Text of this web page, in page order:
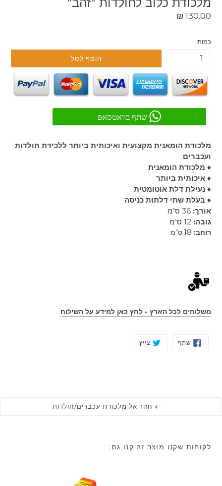
מחיר
130.00 ₪
כמות
הוסף לסל
שתף בוואטסאפ
מלכודת הומאנית מקצועית ואיכותית ביותר ללכידת חולדות
ועכברים
♦ מלכודת הומאנית
♦ איכותית ביותר
♦ נעילת דלת אוטומטית
♦ בעלת שתי דלתות כניסה
אורך: 36 ס"מ
גובה: 12 ס"מ
רוחב:
משלוחים לכל הארץ - לחץ כאן למידע על השילוח
שתףשתף
בפייסבוק
צייץצייץ
חזור אל מלכודת עכברים/חולדות
לקוחות שקנו מוצר זה קנו גם: